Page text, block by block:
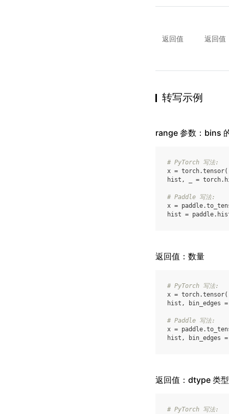
返回值 返回值
转写示例
range 参数：bins
# PyTorch 写法:
x = torch.tensor
hist , = torch.
# Paddle 写法:
x = paddle.
hist = paddle.
返回值：数量
# PyTorch 写法:
x = torch.tensor
hist , bin_edges =
# Paddle 写法:
x = paddle.
hist , bin_edges =
返回值：dtype 类型
# PyTorch 写法: